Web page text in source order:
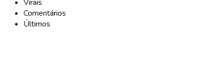
Virais
Comentários
Últimos